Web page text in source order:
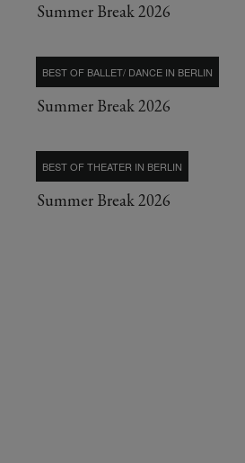
Summer Break 2026
BEST OF BALLET/ DANCE IN BERLIN
Summer Break 2026
BEST OF THEATER IN BERLIN
Summer Break 2026